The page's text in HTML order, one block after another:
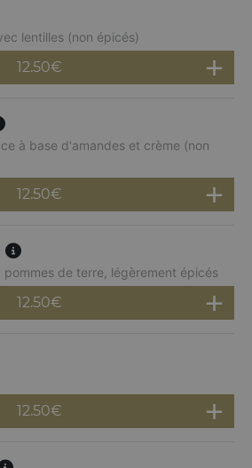
lentilles (non épicés)
12.50€
à base d'amandes et crème (non
12.50€
de terre, légèrement épicés
12.50€
12.50€